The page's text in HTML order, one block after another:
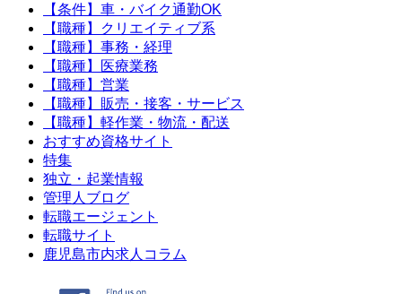
【条件】車・バイク通勤OK
【職種】クリエイティブ系
【職種】事務・経理
【職種】医療業務
【職種】営業
【職種】販売・接客・サービス
【職種】軽作業・物流・配送
おすすめ資格サイト
特集
独立・起業情報
管理人ブログ
転職エージェント
転職サイト
鹿児島市内求人コラム